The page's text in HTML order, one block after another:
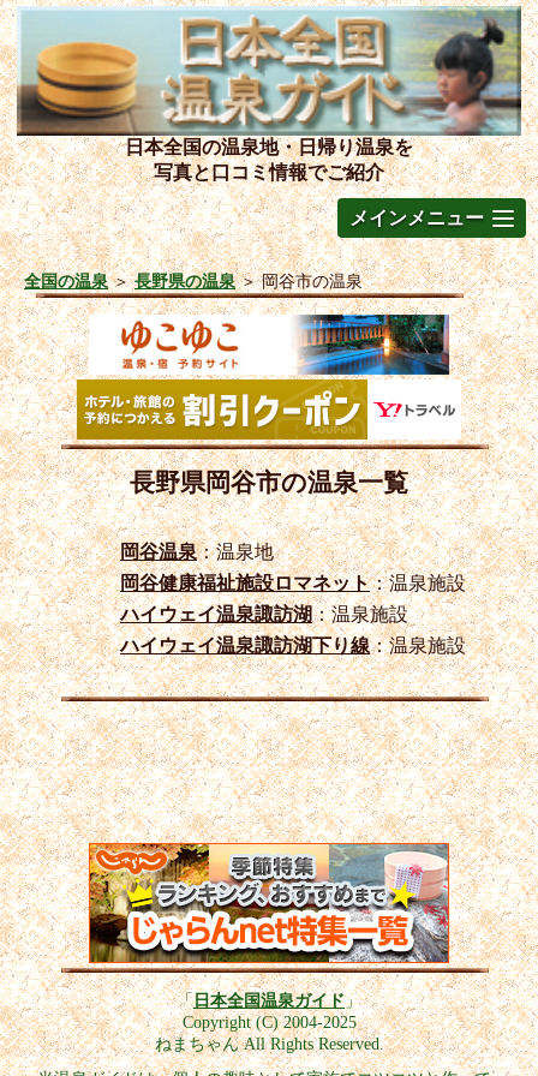
日本全国の温泉地・日帰り温泉を
写真と口コミ情報でご紹介
メインメニュー
全国の温泉＞長野県の温泉＞岡谷市の温泉
長野県岡谷市の温泉一覧
岡谷温泉：温泉地
岡谷健康福祉施設ロマネット：温泉施設
ハイウェイ温泉諏訪湖：温泉施設
ハイウェイ温泉諏訪湖下り線：温泉施設
「日本全国温泉ガイド」
Copyright (C) 2004-2025
ねまちゃん All Rights Reserved.